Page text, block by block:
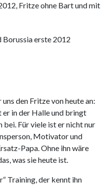
Fritze ohne Bart und mit
den Fritze von heute an:
in der Halle und bringt
bei. Für viele ist er nicht nur
Motivator und
Papa. Ohne ihn wäre
was sie heute ist.
Training, der kennt ihn